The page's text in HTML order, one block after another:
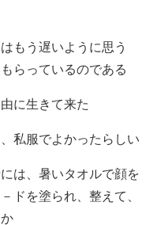
もう遅いように思う
らっているのである
に生きて来た
私服でよかったらしい
は、暑いタオルで顔を
ドを塗られ、整えて、